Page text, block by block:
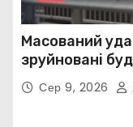
Масований
зруйновані
Сер 9, 2026